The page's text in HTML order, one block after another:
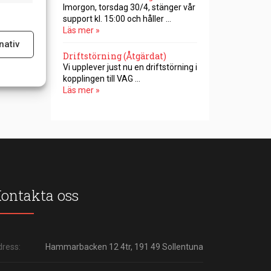
Imorgon, torsdag 30/4, stänger vår
support kl. 15:00 och håller …
Läs mer »
Driftstörning (Åtgärdat)
Vi upplever just nu en driftstörning i
kopplingen till VAG …
Läs mer »
oss
Hammarbacken 12 4tr, 191 49 Sollentuna